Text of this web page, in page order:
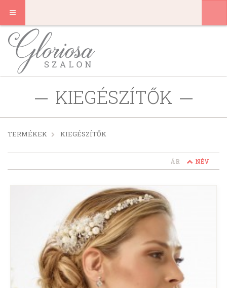
KIEGÉSZÍTŐK
TERMÉKEK KIEGÉSZÍTŐK
ÁR NÉV